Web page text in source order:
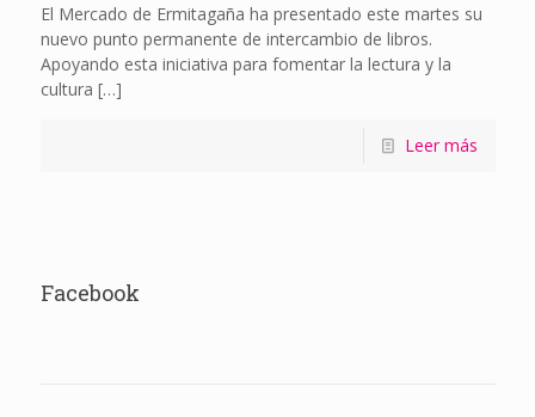
El Mercado de Ermitagaña ha presentado este martes su
nuevo punto permanente de intercambio de libros.
Apoyando esta iniciativa para fomentar la lectura y la
cultura […]
Leer más
Facebook